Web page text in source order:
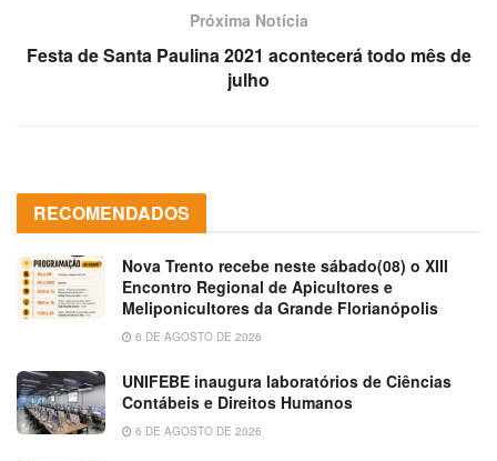
Próxima Notícia
Festa de Santa Paulina 2021 acontecerá todo mês de
julho
RECOMENDADOS
Nova Trento recebe neste sábado(08) o XIII
Encontro Regional de Apicultores e
Meliponicultores da Grande Florianópolis
6 DE AGOSTO DE 2026
UNIFEBE inaugura laboratórios de Ciências
Contábeis e Direitos Humanos
6 DE AGOSTO DE 2026